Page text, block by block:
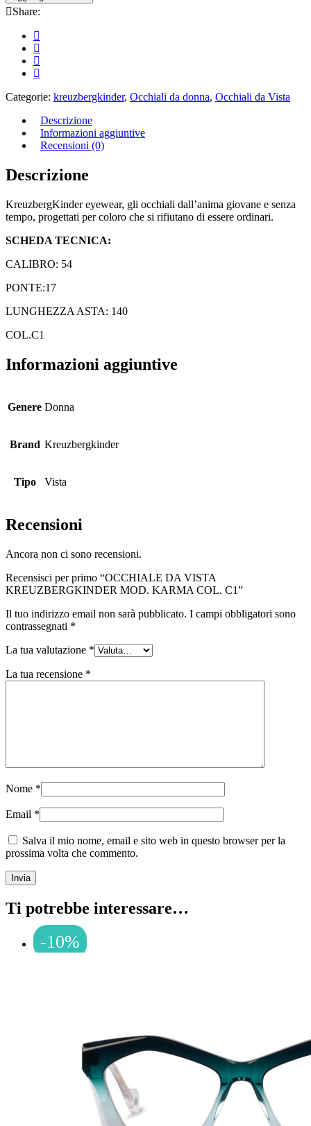
Share:
Categorie: kreuzbergkinder, Occhiali da donna, Occhiali da Vista
Descrizione
Informazioni aggiuntive
Recensioni (0)
Descrizione
KreuzbergKinder eyewear, gli occhiali dall’anima giovane e senza
tempo, progettati per coloro che si rifiutano di essere ordinari.
SCHEDA TECNICA:
CALIBRO: 54
PONTE:17
LUNGHEZZA ASTA: 140
COL.C1
Informazioni aggiuntive
Genere Donna
Brand Kreuzbergkinder
Tipo Vista
Recensioni
Ancora non ci sono recensioni.
Recensisci per primo “OCCHIALE DA VISTA
KREUZBERGKINDER MOD. KARMA COL. C1”
Il tuo indirizzo email non sarà pubblicato. I campi obbligatori sono
contrassegnati *
La tua valutazione *
La tua recensione *
Nome *
Email *
Salva il mio nome, email e sito web in questo browser per la
prossima volta che commento.
Ti potrebbe interessare…
-10%